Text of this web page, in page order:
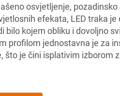
osvjetljenje,
efekata, LED traka je
bilo kojem obliku i dovoljno
profilom jednostavna je za
što je čini isplativim izborom